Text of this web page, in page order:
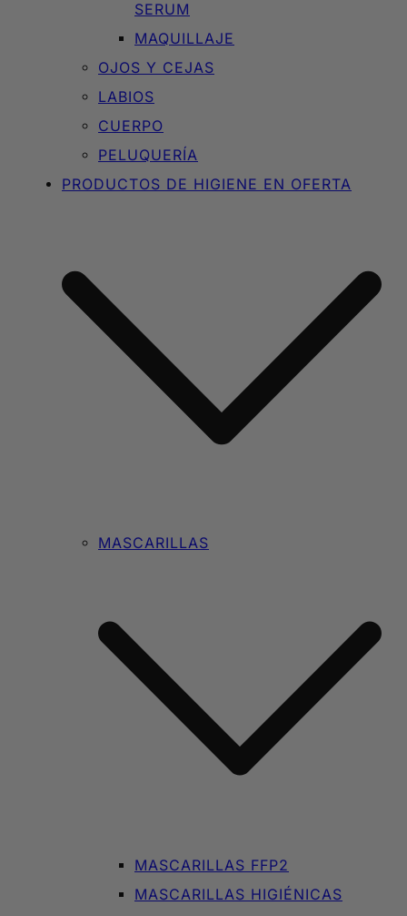
SERUM
MAQUILLAJE
OJOS Y CEJAS
LABIOS
CUERPO
PELUQUERÍA
PRODUCTOS DE HIGIENE EN OFERTA
MASCARILLAS
MASCARILLAS FFP2
MASCARILLAS HIGIÉNICAS